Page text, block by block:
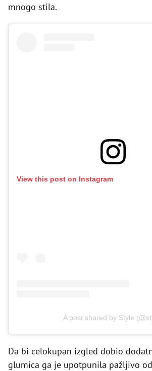
mnogo stila.
View this post on Instagram
A post shared by Style
Da bi celokupan izgled dobio
glumica ga je upotpunila pažljivo